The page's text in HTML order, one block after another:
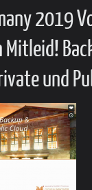
2019
Mitleid!
und